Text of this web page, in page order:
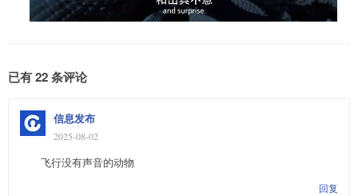
已有 22 条评论
信息发布
2025-08-02
飞行没有声音的动物
回复